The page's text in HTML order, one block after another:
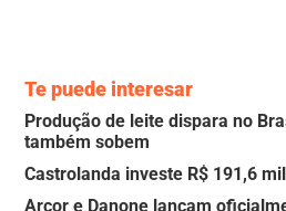
Te puede interesar
Produção de leite dispara no
também sobem
Castrolanda investe R$ 191,6
Arcor e Danone lançam